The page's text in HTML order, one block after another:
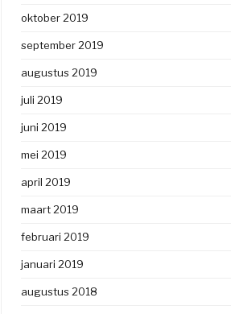
oktober 2019
september 2019
augustus 2019
juli 2019
juni 2019
mei 2019
april 2019
maart 2019
februari 2019
januari 2019
augustus 2018